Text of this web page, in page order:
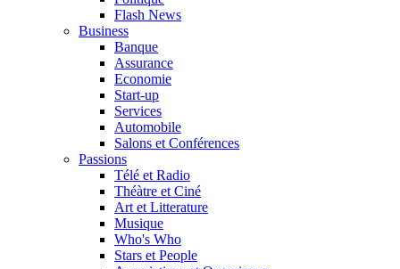
Flash News
Business
Banque
Assurance
Economie
Start-up
Services
Automobile
Salons et Conférences
Passions
Télé et Radio
Théàtre et Ciné
Art et Litterature
Musique
Who's Who
Stars et People